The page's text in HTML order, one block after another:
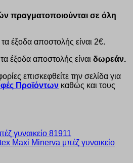
πραγματοποιούνται σε όλη
έξοδα αποστολής είναι 2€.
έξοδα αποστολής είναι δωρεάν.
επισκεφθείτε την σελίδα για
Προϊόντων καθώς και τους